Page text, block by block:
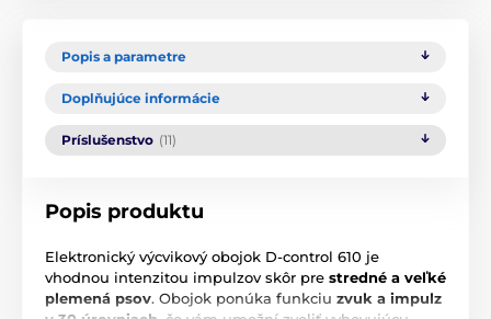
Popis a parametre
Doplňujúce informácie
Príslušenstvo (11)
Popis produktu
Elektronický výcvikový obojok D-control 610 je
vhodnou intenzitou impulzov skôr pre stredné a veľké
plemená psov. Obojok ponúka funkciu zvuk a impulz